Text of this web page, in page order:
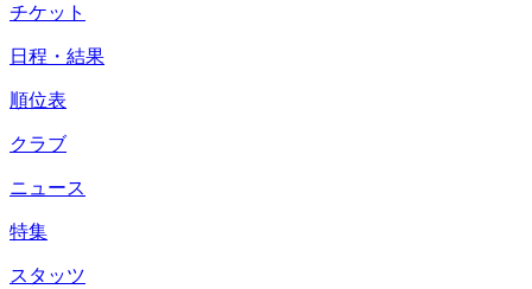
チケット
日程・結果
順位表
クラブ
ニュース
特集
スタッツ